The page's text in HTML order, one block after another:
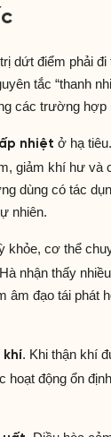
dứt điểm phải
tắc “thanh
các trường hợp
nhiệt ở hạ
giảm khí hư và
dùng có tác
nhiên.
khỏe, cơ thể
nhận thấy
âm đạo tái phát
khí. Khi thận khí
hoạt động ổn